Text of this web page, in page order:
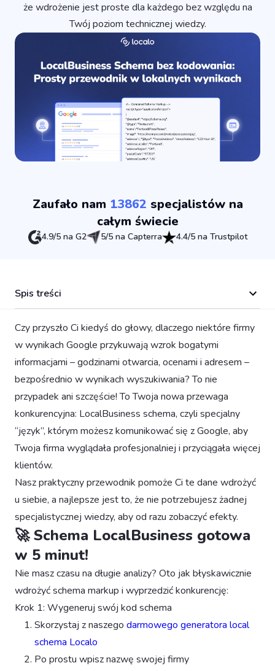
że wdrożenie jest proste dla każdego bez względu na
Twój poziom technicznej wiedzy.
Zaufało nam 13862 specjalistów na
całym świecie
4.9/5 na G2 5/5 na Capterra 4.4/5 na Trustpilot
Spis treści
Czy przyszło Ci kiedyś do głowy, dlaczego niektóre firmy
w wynikach Google przykuwają wzrok bogatymi
informacjami – godzinami otwarcia, ocenami i adresem –
bezpośrednio w wynikach wyszukiwania? To nie
przypadek ani szczęście! To Twoja nowa przewaga
konkurencyjna: LocalBusiness schema, czyli specjalny
“język”, którym możesz komunikować się z Google, aby
Twoja firma wyglądała profesjonalniej i przyciągała więcej
klientów.
Nasz praktyczny przewodnik pomoże Ci te dane wdrożyć
u siebie, a najlepsze jest to, że nie potrzebujesz żadnej
specjalistycznej wiedzy, aby od razu zobaczyć efekty.
🚀 Schema LocalBusiness gotowa
w 5 minut!
Nie masz czasu na długie analizy? Oto jak błyskawicznie
wdrożyć schema markup i wyprzedzić konkurencję:
Krok 1: Wygeneruj swój kod schema
Skorzystaj z naszego darmowego generatora local
schema Localo
Po prostu wpisz nazwę swojej firmy